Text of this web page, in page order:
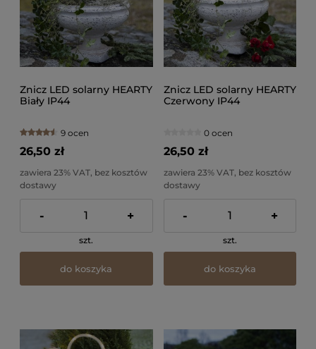
Znicz LED solarny HEARTY
Biały IP44
9 ocen
26,50 zł
zawiera 23% VAT, bez kosztów
dostawy
- +
szt.
do koszyka
Znicz LED solarny HEARTY
Czerwony IP44
0 ocen
26,50 zł
zawiera 23% VAT, bez kosztów
dostawy
- +
szt.
do koszyka